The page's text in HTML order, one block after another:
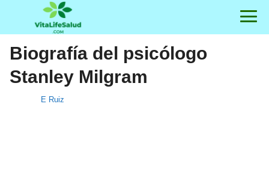
Biografía del psicólogo
Stanley Milgram
E Ruiz